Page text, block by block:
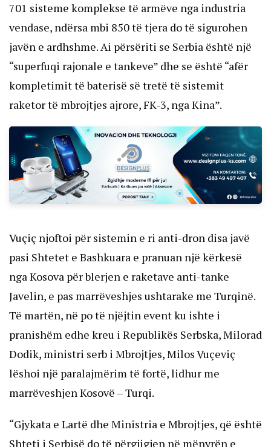
701 sisteme komplekse të armëve nga industria
vendase, ndërsa mbi 850 të tjera do të sigurohen
javën e ardhshme. Ai përsëriti se Serbia është një
“superfuqi rajonale e tankeve” dhe se është “afër
kompletimit të baterisë së tretë të sistemit
raketor të mbrojtjes ajrore, FK-3, nga Kina”.
Vuçiç njoftoi për sistemin e ri anti-dron disa javë
pasi Shtetet e Bashkuara e pranuan një kërkesë
nga Kosova për blerjen e raketave anti-tanke
Javelin, e pas marrëveshjes ushtarake me Turqinë.
Të martën, në po të njëjtin event ku ishte i
pranishëm edhe kreu i Republikës Serbska, Milorad
Dodik, ministri serb i Mbrojtjes, Milos Vuçeviç
lëshoi një paralajmërim të fortë, lidhur me
marrëveshjen Kosovë – Turqi.
“Gjykata e Lartë dhe Ministria e Mbrojtjes, që është
Shteti i Serbisë do të përgjigjen në mënyrën e